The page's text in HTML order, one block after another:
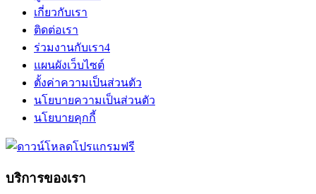
เกี่ยวกับเรา
ติดต่อเรา
ร่วมงานกับเรา4
แผนผังเว็บไซต์
ตั้งค่าความเป็นส่วนตัว
นโยบายความเป็นส่วนตัว
นโยบายคุกกี้
บริการของเรา